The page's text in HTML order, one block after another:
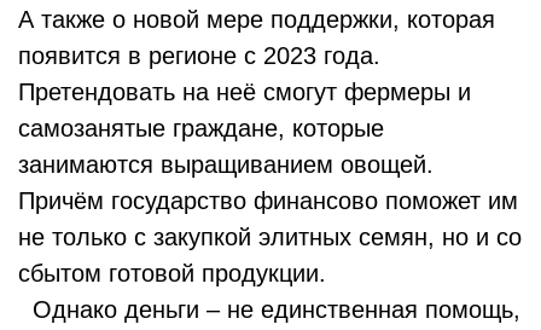
А также о новой мере поддержки, которая
появится в регионе с 2023 года.
Претендовать на неё смогут фермеры и
самозанятые граждане, которые
занимаются выращиванием овощей.
Причём государство финансово поможет им
не только с закупкой элитных семян, но и со
сбытом готовой продукции.
Однако деньги – не единственная помощь,